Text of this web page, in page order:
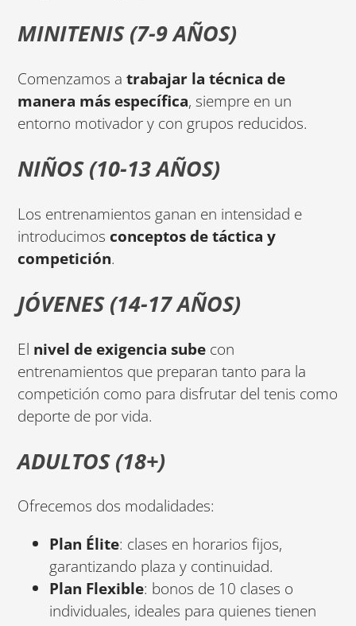
MINITENIS (7-9 AÑOS)
Comenzamos a trabajar la técnica de
manera más específica, siempre en un
entorno motivador y con grupos reducidos.
NIÑOS (10-13 AÑOS)
Los entrenamientos ganan en intensidad e
introducimos conceptos de táctica y
competición.
JÓVENES (14-17 AÑOS)
El nivel de exigencia sube con
entrenamientos que preparan tanto para la
competición como para disfrutar del tenis como
deporte de por vida.
ADULTOS (18+)
Ofrecemos dos modalidades:
Plan Élite: clases en horarios fijos,
garantizando plaza y continuidad.
Plan Flexible: bonos de 10 clases o
individuales, ideales para quienes tienen